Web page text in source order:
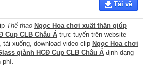
Tải về
Thể thao Ngọc Hoa chơi xuất thần giúp
Cup CLB Châu Á trực tuyến trên website
tải xuống, download video clip Ngọc Hoa chơi
giành HCĐ Cup CLB Châu Á định dạng
phí.